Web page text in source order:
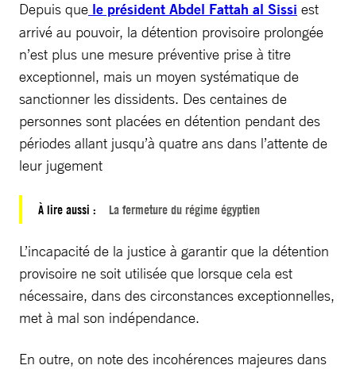
Depuis que le président Abdel Fattah al Sissi est
arrivé au pouvoir, la détention provisoire prolongée
n’est plus une mesure préventive prise à titre
exceptionnel, mais un moyen systématique de
sanctionner les dissidents. Des centaines de
personnes sont placées en détention pendant des
périodes allant jusqu’à quatre ans dans l’attente de
leur jugement
À lire aussi : La fermeture du régime égyptien
L’incapacité de la justice à garantir que la détention
provisoire ne soit utilisée que lorsque cela est
nécessaire, dans des circonstances exceptionnelles,
met à mal son indépendance.
En outre, on note des incohérences majeures dans